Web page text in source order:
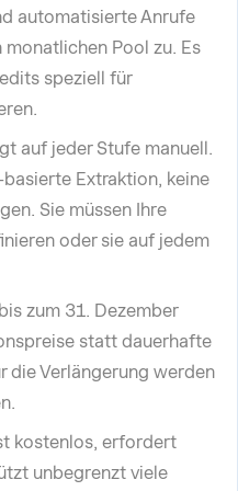
automatisierte Anrufe
Pool zu. Es
speziell für
auf jeder Stufe manuell.
Extraktion, keine
Sie müssen Ihre
oder sie auf jedem
zum 31. Dezember
statt dauerhafte
die Verlängerung werden
kostenlos, erfordert
unbegrenzt viele